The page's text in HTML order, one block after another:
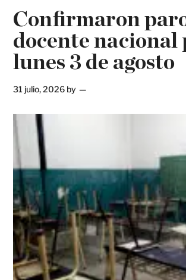
Confirmaron
docente nacional
lunes 3 de agosto
31 julio, 2026 by